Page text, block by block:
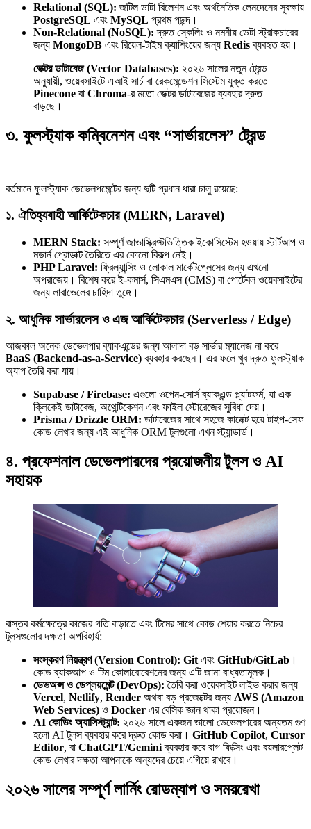
Relational (SQL): জটিল ডাটা রিলেশন এবং অর্থনৈতিক লেনদেনের সুরক্ষায়
PostgreSQL এবং MySQL প্রথম পছন্দ।
Non-Relational (NoSQL): দ্রুত স্কেলিং ও নমনীয় ডেটা স্ট্রাকচারের
জন্য MongoDB এবং রিয়েল-টাইম ক্যাশিংয়ের জন্য Redisব্যবহৃত হয়।
ভেক্টর ডাটাবেজ (Vector Databases): ২০২৬ সালের নতুন ট্রেন্ড
অনুযায়ী, ওয়েবসাইটে এআই সার্চ বা রেকমেন্ডেশন সিস্টেম যুক্ত করতে
Pinecone বা Chroma-র মতো ভেক্টর ডাটাবেজের ব্যবহার দ্রুত
বাড়ছে।
৩. ফুলস্ট্যাক কম্বিনেশন এবং “সার্ভারলেস” ট্রেন্ড
বর্তমানে ফুলস্ট্যাক ডেভেলপমেন্টের জন্য দুটি প্রধান ধারা চালু রয়েছে:
১. ঐতিহ্যবাহী আর্কিটেকচার (MERN, Laravel)
MERN Stack: সম্পূর্ণ জাভাস্ক্রিপ্টভিত্তিক ইকোসিস্টেম হওয়ায় স্টার্টআপ ও
মডার্ন প্রোডাক্ট তৈরিতে এর কোনো বিকল্প নেই।
PHP Laravel: ফ্রিল্যান্সিং ও লোকাল মার্কেটপ্লেসের জন্য এখনো
অপরাজেয়। বিশেষ করে ই-কমার্স, সিএমএস (CMS) বা পোর্টেবল ওয়েবসাইটের
জন্য লারাভেলের চাহিদা তুঙ্গে।
২. আধুনিক সার্ভারলেস ও এজ আর্কিটেকচার (Serverless / Edge)
আজকাল অনেক ডেভেলপার ব্যাকএন্ডের জন্য আলাদা বড় সার্ভার ম্যানেজ না করে
BaaS (Backend-as-a-Service)ব্যবহার করছেন। এর ফলে খুব দ্রুত ফুলস্ট্যাক
অ্যাপ তৈরি করা যায়।
Supabase / Firebase: এগুলো ওপেন-সোর্স ব্যাকএন্ড প্ল্যাটফর্ম, যা এক
ক্লিকেই ডাটাবেজ, অথেন্টিকেশন এবং ফাইল স্টোরেজের সুবিধা দেয়।
Prisma / Drizzle ORM: ডাটাবেজের সাথে সহজে কানেক্ট হয়ে টাইপ-সেফ
কোড লেখার জন্য এই আধুনিক ORM টুলগুলো এখন স্ট্যান্ডার্ড।
৪. প্রফেশনাল ডেভেলপারদের প্রয়োজনীয় টুলস ও AI
সহায়ক
বাস্তব কর্মক্ষেত্রে কাজের গতি বাড়াতে এবং টিমের সাথে কোড শেয়ার করতে নিচের
টুলসগুলোর দক্ষতা অপরিহার্য:
সংস্করণ নিয়ন্ত্রণ (Version Control): Git এবং GitHub/GitLab ।
কোড ব্যাকআপ ও টিম কোলাবোরেশনের জন্য এটি জানা বাধ্যতামূলক।
ডেভঅপ্স ও ডেপ্লয়মেন্ট (DevOps):তৈরি করা ওয়েবসাইট লাইভ করার জন্য
Vercel, Netlify, Render অথবা বড় প্রজেক্টের জন্য AWS (Amazon
Web Services) ও Docker এর বেসিক জ্ঞান থাকা প্রয়োজন।
AI কোডিং অ্যাসিস্ট্যান্ট: ২০২৬ সালে একজন ভালো ডেভেলপারের অন্যতম গুণ
হলো AI টুলস ব্যবহার করে দ্রুত কোড করা। GitHub Copilot, Cursor
Editor, বা ChatGPT/Geminiব্যবহার করে বাগ ফিক্সিং এবং বয়লারপ্লেট
কোড লেখার দক্ষতা আপনাকে অন্যদের চেয়ে এগিয়ে রাখবে।
২০২৬ সালের সম্পূর্ণ লার্নিং রোডম্যাপ ও সময়রেখা